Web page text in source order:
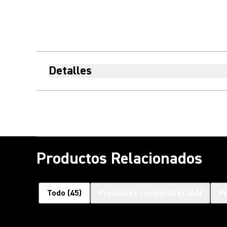
Detalles
Productos Relacionados
Todo (45)